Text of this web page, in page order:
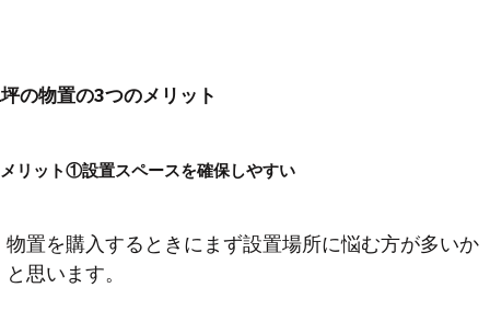
の物置の3つのメリット
メリット①設置スペースを確保しやすい
物置を購入するときにまず設置場所に悩む方が多いか
と思います。